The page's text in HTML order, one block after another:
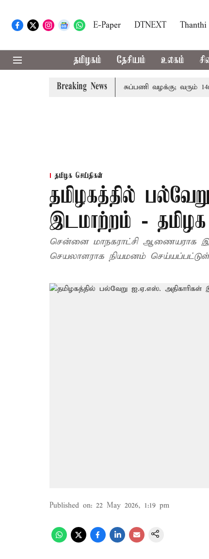
E-Paper DTNEXT
தமிழகம் தேசியம் உலகம்
Breaking News
குடும்பத்தினருக்கு அரசுப்பணி வழக்கு; வரும்
தமிழக செய்திகள்
தமிழகத்தில்
இடமாற்றம் - தமிழக
சென்னை மாநகராட்சி ஆணையராக
செயலாளராக நியமனம்
Published on: 22 May 2026, 1:19 pm